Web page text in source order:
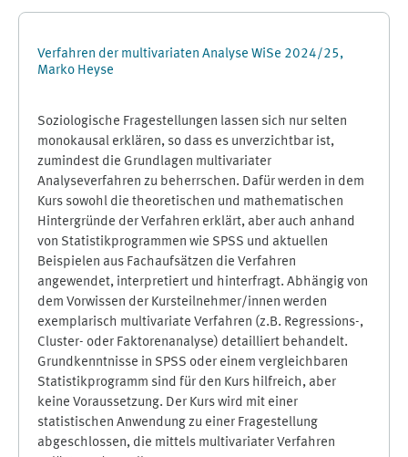
Verfahren der multivariaten Analyse WiSe 2024/25,
Marko Heyse
Soziologische Fragestellungen lassen sich nur selten
monokausal erklären, so dass es unverzichtbar ist,
zumindest die Grundlagen multivariater
Analyseverfahren zu beherrschen. Dafür werden in dem
Kurs sowohl die theoretischen und mathematischen
Hintergründe der Verfahren erklärt, aber auch anhand
von Statistikprogrammen wie SPSS und aktuellen
Beispielen aus Fachaufsätzen die Verfahren
angewendet, interpretiert und hinterfragt. Abhängig von
dem Vorwissen der Kursteilnehmer/innen werden
exemplarisch multivariate Verfahren (z.B. Regressions-,
Cluster- oder Faktorenanalyse) detailliert behandelt.
Grundkenntnisse in SPSS oder einem vergleichbaren
Statistikprogramm sind für den Kurs hilfreich, aber
keine Voraussetzung. Der Kurs wird mit einer
statistischen Anwendung zu einer Fragestellung
abgeschlossen, die mittels multivariater Verfahren